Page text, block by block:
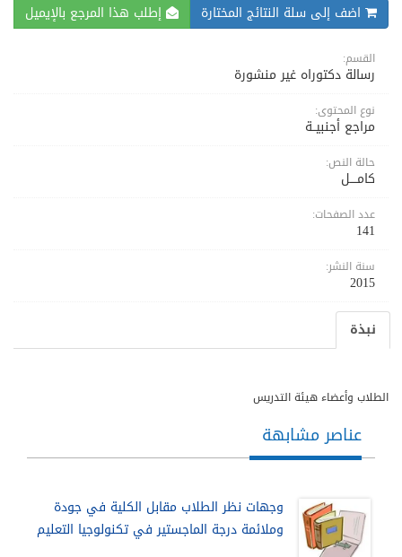
اضف إلى سلة النتائج المختارة إطلب هذا المرجع بالإيميل
القسم:
رسالة دكتوراه غير منشورة
نوع المحتوى:
مراجع أجنبيــة
حالة النص:
كامــــل
عدد الصفحات:
141
سنة النشر:
2015
نبذة
الطلاب وأعضاء هيئة التدريس
عناصر مشابهة
وجهات نظر الطلاب مقابل الكلية في جودة
وملائمة درجة الماجستير في تكنولوجيا التعليم